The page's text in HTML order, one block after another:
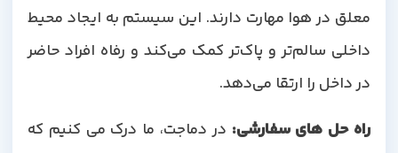
معلق در هوا مهارت دارند. این سیستم به ایجاد محیط
داخلی سالم‌تر و پاک‌تر کمک می‌کند و رفاه افراد حاضر
در داخل را ارتقا می‌دهد.
راه حل های سفارشی: در دماجت، ما درک می کنیم که